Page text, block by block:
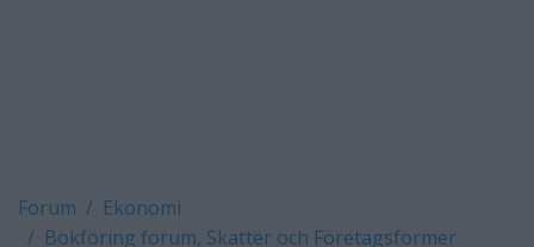
Forum
Ekonomi
Bokföring forum, Skatter och Företagsformer